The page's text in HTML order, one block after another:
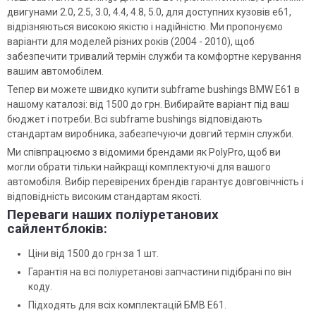
двигунами 2.0, 2.5, 3.0, 4.4, 4.8, 5.0, для доступних кузовів e61,
відрізняються високою якістю і надійністю. Ми пропонуємо
варіанти для моделей різних років (2004 - 2010), щоб
забезпечити тривалий термін служби та комфортне керування
вашим автомобілем.
Тепер ви можете швидко купити subframe bushings BMW E61 в
нашому каталозі: від 1500 до грн. Вибирайте варіант під ваш
бюджет і потреби. Всі subframe bushings відповідають
стандартам виробника, забезпечуючи довгий термін служби.
Ми співпрацюємо з відомими брендами як PolyPro, щоб ви
могли обрати тільки найкращі комплектуючі для вашого
автомобіля. Вибір перевірених брендів гарантує довговічність і
відповідність високим стандартам якості.
Переваги наших поліуретанових
сайлентблоків:
Ціни від 1500 до грн за 1 шт.
Гарантія на всі поліуретанові запчастини підібрані по він
коду.
Підходять для всіх комплектацій БМВ Е61.